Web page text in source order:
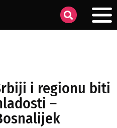
i regionu biti
–